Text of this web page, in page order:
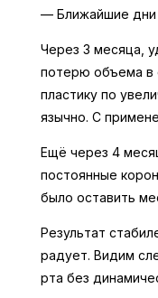
— Ближайшие дни
Через 3 месяца,
потерю объема в
пластику по
язычно. С
Ещё через 4
постоянные
было оставить
Результат
радует. Видим
рта без